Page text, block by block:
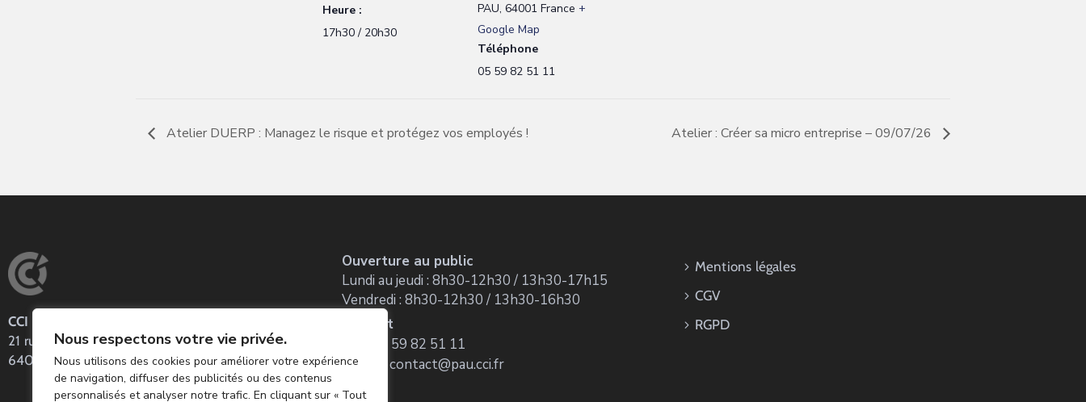
Nous respectons votre vie privée.
Nous utilisons des cookies pour améliorer votre expérience
de navigation, diffuser des publicités ou des contenus
personnalisés et analyser notre trafic. En cliquant sur « Tout
Heure :
17h30 / 20h30
PAU, 64001 France +
Google Map
Téléphone
05 59 82 51 11
Atelier DUERP : Managez le risque et protégez vos employés ! Atelier : Créer sa micro entreprise – 09/07/26
CCI Pau Béarn
21 rue Louis Barthou
64001 PAU CEDEX – BP 128
Ouverture au public
Lundi au jeudi : 8h30-12h30 / 13h30-17h15
Vendredi : 8h30-12h30 / 13h30-16h30
Contact
Tel : 05 59 82 51 11
E-mail : contact@pau.cci.fr
Mentions légales
CGV
RGPD